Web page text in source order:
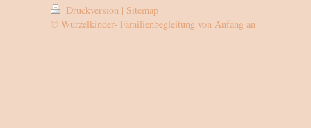
Druckversion | Sitemap
© Wurzelkinder- Familienbegleitung von Anfang an